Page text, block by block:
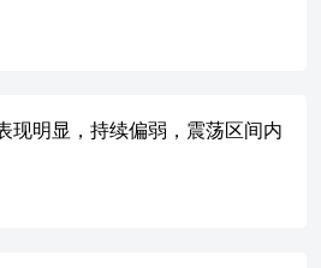
五，初步核算国内大陆地区聚酯负荷在
荡，区间内逢低多。 ◆短纤 1.微观数
率为84.8%，涤短库存为17.3天，纺织企
天。（2）短纤现货7785元/吨。 2.
成本端波动居多，上周乙二醇和PTA还
现明显，持续偏弱，震荡区间内